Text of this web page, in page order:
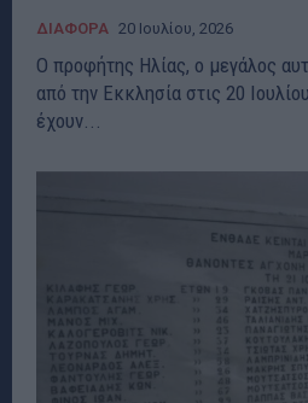
ΔΙΑΦΟΡΑ 20 Ιουλίου, 2026
Ο προφήτης Ηλίας, ο μεγάλος
από την Εκκλησία στις 20
έχουν...